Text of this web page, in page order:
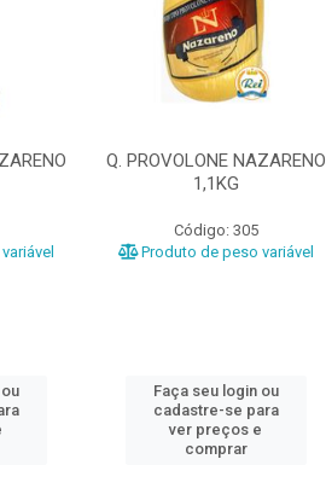
Q. PROVOLONE NAZARENO
1,1KG
Código: 305
Produto de peso variável
Faça seu login ou
cadastre-se para
ver preços e
comprar